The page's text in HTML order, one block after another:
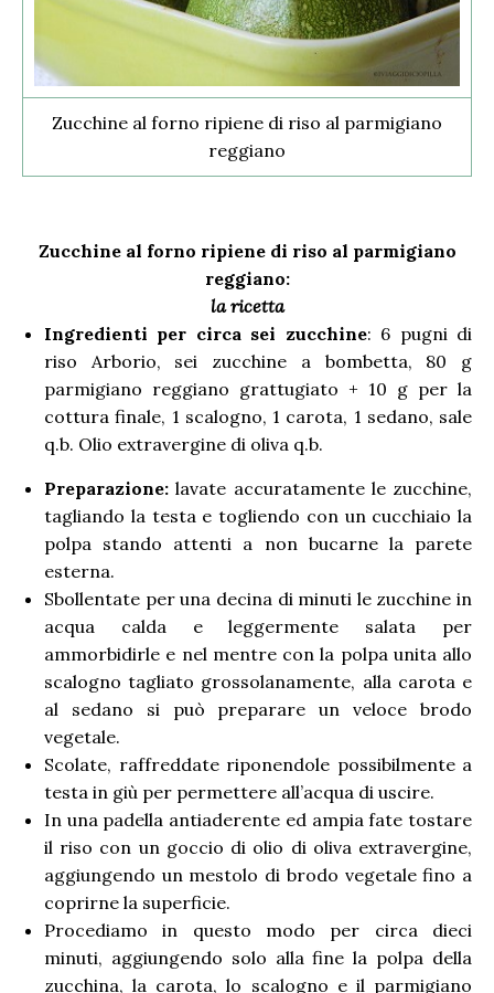
Zucchine al forno ripiene di riso al parmigiano
reggiano
Zucchine al forno ripiene di riso al parmigiano
reggiano:
la ricetta
Ingredienti per circa sei zucchine: 6 pugni di
riso Arborio, sei zucchine a bombetta, 80 g
parmigiano reggiano grattugiato + 10 g per la
cottura finale, 1 scalogno, 1 carota, 1 sedano, sale
q.b. Olio extravergine di oliva q.b.
Preparazione:lavate accuratamente le zucchine,
tagliando la testa e togliendo con un cucchiaio la
polpa stando attenti a non bucarne la parete
esterna.
Sbollentate per una decina di minuti le zucchine in
acqua calda e leggermente salata per
ammorbidirle e nel mentre con la polpa unita allo
scalogno tagliato grossolanamente, alla carota e
al sedano si può preparare un veloce brodo
vegetale.
Scolate, raffreddate riponendole possibilmente a
testa in giù per permettere all’acqua di uscire.
In una padella antiaderente ed ampia fate tostare
il riso con un goccio di olio di oliva extravergine,
aggiungendo un mestolo di brodo vegetale fino a
coprirne la superficie.
Procediamo in questo modo per circa dieci
minuti, aggiungendo solo alla fine la polpa della
zucchina, la carota, lo scalogno e il parmigiano